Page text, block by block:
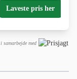
Laveste pris her
i samarbejde med